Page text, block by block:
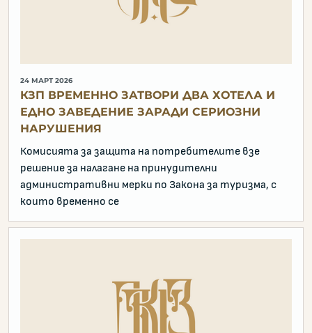
24 МАРТ 2026
КЗП ВРЕМЕННО ЗАТВОРИ ДВА ХОТЕЛА И
ЕДНО ЗАВЕДЕНИЕ ЗАРАДИ СЕРИОЗНИ
НАРУШЕНИЯ
Комисията за защита на потребителите взе
решение за налагане на принудителни
административни мерки по Закона за туризма, с
които временно се